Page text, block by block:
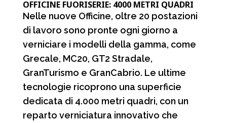
OFFICINE FUORISERIE: 4000 METRI QUADRI
Nelle nuove Officine, oltre 20 postazioni
di lavoro sono pronte ogni giorno a
verniciare i modelli della gamma, come
Grecale, MC20, GT2 Stradale,
GranTurismo e GranCabrio. Le ultime
tecnologie ricoprono una superficie
dedicata di 4.000 metri quadri, con un
reparto verniciatura innovativo che